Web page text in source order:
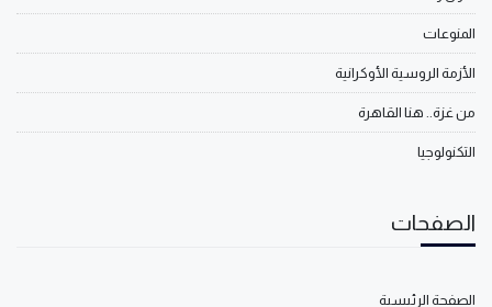
المنوعات
الأزمة الروسية الأوكرانية
من غزة.. هنا القاهرة
التكنولوجيا
الصفحات
الصفحة الرئيسية